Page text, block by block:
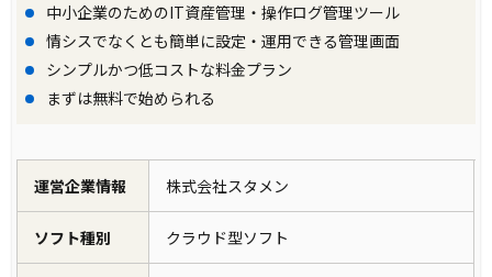
中小企業のためのIT資産管理・操作ログ管理ツール
情シスでなくとも簡単に設定・運用できる管理画面
シンプルかつ低コストな料金プラン
まずは無料で始められる
運営企業情報 株式会社スタメン
ソフト種別 クラウド型ソフト